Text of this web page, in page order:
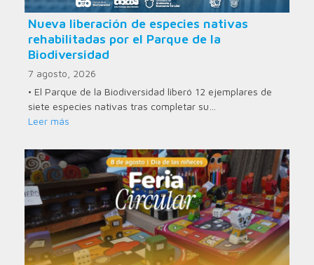
Nueva liberación de especies nativas
rehabilitadas por el Parque de la
Biodiversidad
7 agosto, 2026
• El Parque de la Biodiversidad liberó 12 ejemplares de
siete especies nativas tras completar su…
Leer más